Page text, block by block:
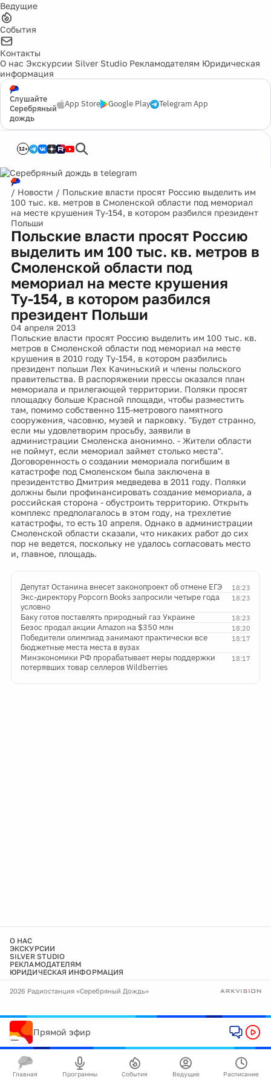
Ведущие
События
Контакты
О нас Экскурсии Silver Studio Рекламодателям Юридическая
информация
Слушайте
Серебряный
дождь
App Store Google Play Telegram App
12+
/ Новости / Польские власти просят Россию выделить им
100 тыс. кв. метров в Смоленской области под мемориал
на месте крушения Ту-154, в котором разбился президент
Польши
Польские власти просят Россию
выделить им 100 тыс. кв. метров в
Смоленской области под
мемориал на месте крушения
Ту-154, в котором разбился
президент Польши
04 апреля 2013
Польские власти просят Россию выделить им 100 тыс. кв.
метров в Смоленской области под мемориал на месте
крушения в 2010 году Ту-154, в котором разбились
президент польши Лех Качиньский и члены польского
правительства. В распоряжении прессы оказался план
мемориала и прилегающей территории. Поляки просят
площадку больше Красной площади, чтобы разместить
там, помимо собственно 115-метрового памятного
сооружения, часовню, музей и парковку. "Будет странно,
если мы удовлетворим просьбу, заявили в
администрации Смоленска анонимно. - Жители области
не поймут, если мемориал займет столько места".
Договоренность о создании мемориала погибшим в
катастрофе под Смоленском была заключена в
президентство Дмитрия медведева в 2011 году. Поляки
должны были профинансировать создание мемориала, а
российская сторона - обустроить территорию. Открыть
комплекс предполагалось в этом году, на трехлетие
катастрофы, то есть 10 апреля. Однако в администрации
Смоленской области сказали, что никаких работ до сих
пор не ведется, поскольку не удалось согласовать место
и, главное, площадь.
18:23
Депутат Останина внесет законопроект об отмене ЕГЭ
18:23
Экс-директору Popcorn Books запросили четыре года
условно
18:23
Баку готов поставлять природный газ Украине
18:20
Безос продал акции Amazon на $350 млн
18:17
Победители олимпиад занимают практически все
бюджетные места места в вузах
18:17
Минэкономики РФ прорабатывает меры поддержки
потерявших товар селлеров Wildberries
О НАС
ЭКСКУРСИИ
SILVER STUDIO
РЕКЛАМОДАТЕЛЯМ
ЮРИДИЧЕСКАЯ ИНФОРМАЦИЯ
2026 Радиостанция «Серебряный Дождь»
Прямой эфир
Главная Программы События Ведущие Расписание